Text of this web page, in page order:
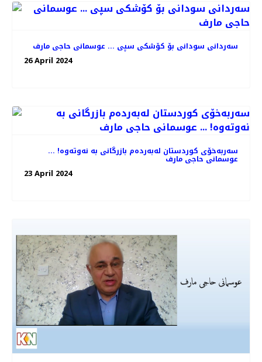
سەردانی سودانی بۆ کۆشکی سپی ... عوسمانی حاجی مارف
26 April 2024
سەربەخۆی کوردستان لەبەردەم بازرگانی بە نەوتەوە! ...
عوسمانی حاجی مارف
23 April 2024